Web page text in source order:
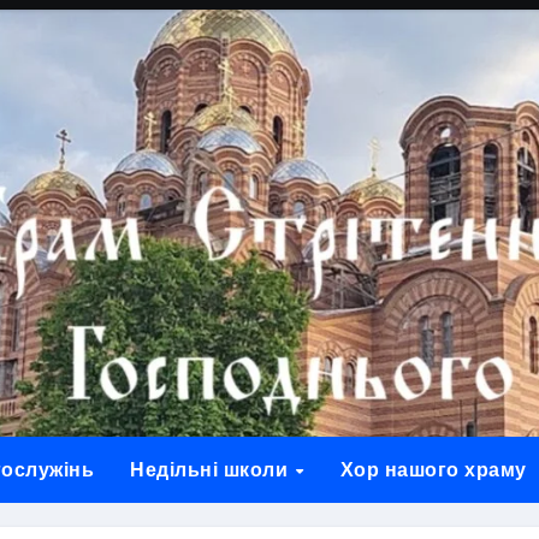
Недільні школи Хор нашого храму